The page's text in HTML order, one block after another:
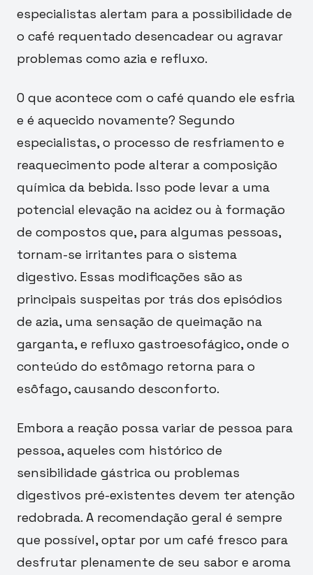
especialistas alertam para a possibilidade de
o café requentado desencadear ou agravar
problemas como azia e refluxo.
O que acontece com o café quando ele esfria
e é aquecido novamente? Segundo
especialistas, o processo de resfriamento e
reaquecimento pode alterar a composição
química da bebida. Isso pode levar a uma
potencial elevação na acidez ou à formação
de compostos que, para algumas pessoas,
tornam-se irritantes para o sistema
digestivo. Essas modificações são as
principais suspeitas por trás dos episódios
de azia, uma sensação de queimação na
garganta, e refluxo gastroesofágico, onde o
conteúdo do estômago retorna para o
esôfago, causando desconforto.
Embora a reação possa variar de pessoa para
pessoa, aqueles com histórico de
sensibilidade gástrica ou problemas
digestivos pré-existentes devem ter atenção
redobrada. A recomendação geral é sempre
que possível, optar por um café fresco para
desfrutar plenamente de seu sabor e aroma